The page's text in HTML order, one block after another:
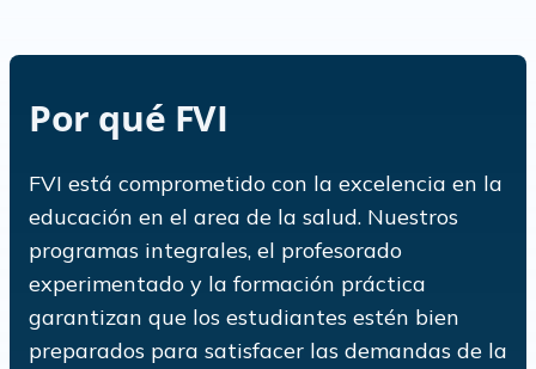
Por qué FVI
FVI está comprometido con la excelencia en la
educación en el area de la salud. Nuestros
programas integrales, el profesorado
experimentado y la formación práctica
garantizan que los estudiantes estén bien
preparados para satisfacer las demandas de la